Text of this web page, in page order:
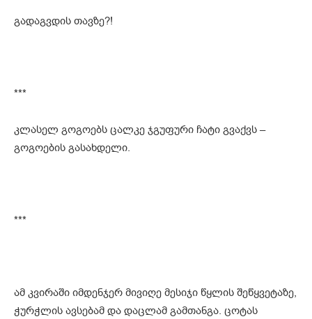
გადაგვდის თავზე?!
***
კლასელ გოგოებს ცალკე ჯგუფური ჩატი გვაქვს –
გოგოების გასახდელი.
***
ამ კვირაში იმდენჯერ მივიღე მესიჯი წყლის შეწყვეტაზე,
ჭურჭლის ავსებამ და დაცლამ გამთანგა. ცოტას